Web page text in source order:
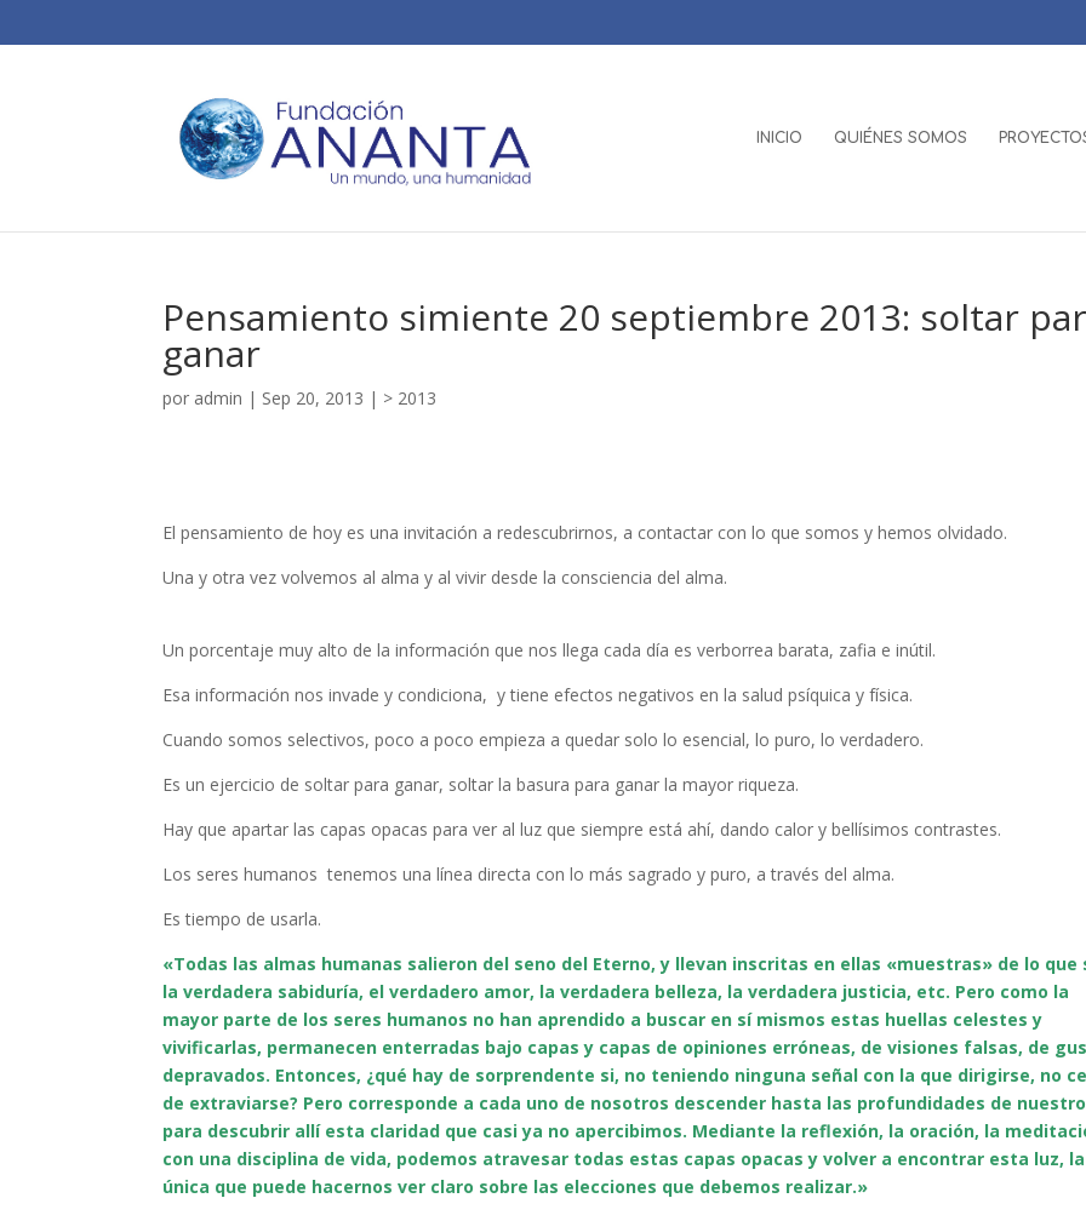
INICIO QUIÉNES SOMOS
Pensamiento simiente 20 septiembre 2013: soltar
ganar
por admin | Sep 20, 2013 | > 2013
El pensamiento de hoy es una invitación a redescubrirnos, a contactar con lo que somos y hemos olvidado.
Una y otra vez volvemos al alma y al vivir desde la consciencia del alma.
Un porcentaje muy alto de la información que nos llega cada día es verborrea barata, zafia e inútil.
Esa información nos invade y condiciona, y tiene efectos negativos en la salud psíquica y física.
Cuando somos selectivos, poco a poco empieza a quedar solo lo esencial, lo puro, lo verdadero.
Es un ejercicio de soltar para ganar, soltar la basura para ganar la mayor riqueza.
Hay que apartar las capas opacas para ver al luz que siempre está ahí, dando calor y bellísimos contrastes.
Los seres humanos tenemos una línea directa con lo más sagrado y puro, a través del alma.
Es tiempo de usarla.
«Todas las almas humanas salieron del seno del Eterno, y llevan inscritas en ellas «muestras» de lo que
la verdadera sabiduría, el verdadero amor, la verdadera belleza, la verdadera justicia, etc. Pero como la
mayor parte de los seres humanos no han aprendido a buscar en sí mismos estas huellas celestes y
vivificarlas, permanecen enterradas bajo capas y capas de opiniones erróneas, de visiones falsas, de
depravados. Entonces, ¿qué hay de sorprendente si, no teniendo ninguna señal con la que dirigirse, no
de extraviarse? Pero corresponde a cada uno de nosotros descender hasta las profundidades de
para descubrir allí esta claridad que casi ya no apercibimos. Mediante la reflexión, la oración, la
con una disciplina de vida, podemos atravesar todas estas capas opacas y volver a encontrar esta luz, la
única que puede hacernos ver claro sobre las elecciones que debemos realizar.»